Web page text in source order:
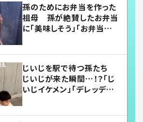
孫のためにお弁当を作った
祖母 孫が絶賛したお弁当
に「美味しそう」「お弁当すご
じいじを駅で待つ孫たち
じいじが来た瞬間…！？「じ
いじイケメン」「デレッデレ」